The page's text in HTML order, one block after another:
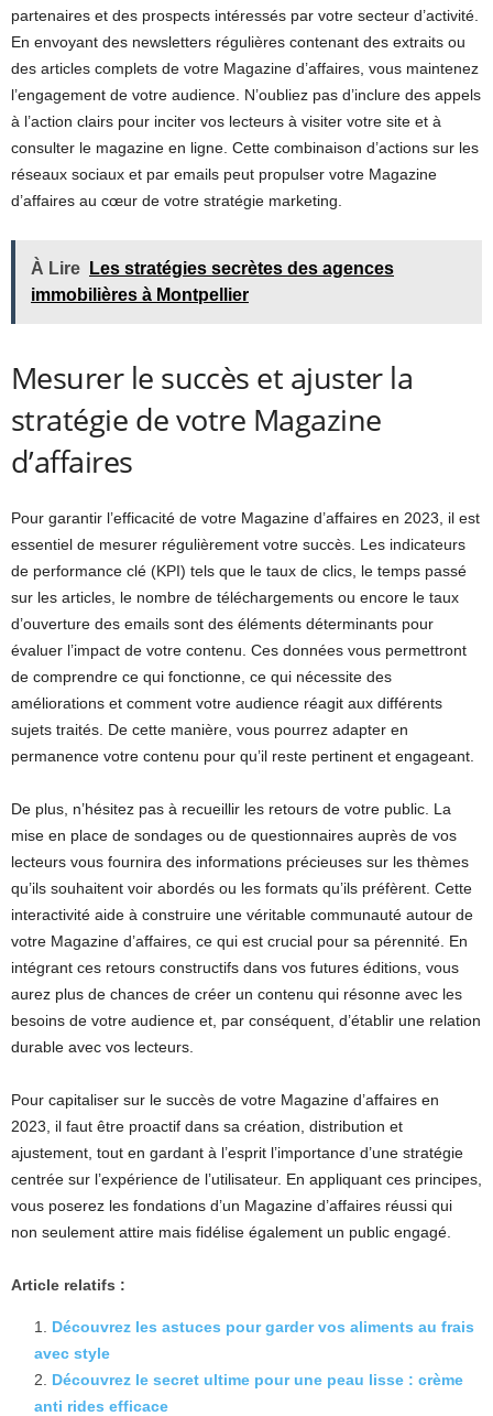
partenaires et des prospects intéressés par votre secteur d’activité.
En envoyant des newsletters régulières contenant des extraits ou
des articles complets de votre Magazine d’affaires, vous maintenez
l’engagement de votre audience. N’oubliez pas d’inclure des appels
à l’action clairs pour inciter vos lecteurs à visiter votre site et à
consulter le magazine en ligne. Cette combinaison d’actions sur les
réseaux sociaux et par emails peut propulser votre Magazine
d’affaires au cœur de votre stratégie marketing.
À Lire
Les stratégies secrètes des agences
immobilières à Montpellier
Mesurer le succès et ajuster la
stratégie de votre Magazine
d’affaires
Pour garantir l’efficacité de votre Magazine d’affaires en 2023, il est
essentiel de mesurer régulièrement votre succès. Les indicateurs
de performance clé (KPI) tels que le taux de clics, le temps passé
sur les articles, le nombre de téléchargements ou encore le taux
d’ouverture des emails sont des éléments déterminants pour
évaluer l’impact de votre contenu. Ces données vous permettront
de comprendre ce qui fonctionne, ce qui nécessite des
améliorations et comment votre audience réagit aux différents
sujets traités. De cette manière, vous pourrez adapter en
permanence votre contenu pour qu’il reste pertinent et engageant.
De plus, n’hésitez pas à recueillir les retours de votre public. La
mise en place de sondages ou de questionnaires auprès de vos
lecteurs vous fournira des informations précieuses sur les thèmes
qu’ils souhaitent voir abordés ou les formats qu’ils préfèrent. Cette
interactivité aide à construire une véritable communauté autour de
votre Magazine d’affaires, ce qui est crucial pour sa pérennité. En
intégrant ces retours constructifs dans vos futures éditions, vous
aurez plus de chances de créer un contenu qui résonne avec les
besoins de votre audience et, par conséquent, d’établir une relation
durable avec vos lecteurs.
Pour capitaliser sur le succès de votre Magazine d’affaires en
2023, il faut être proactif dans sa création, distribution et
ajustement, tout en gardant à l’esprit l’importance d’une stratégie
centrée sur l’expérience de l’utilisateur. En appliquant ces principes,
vous poserez les fondations d’un Magazine d’affaires réussi qui
non seulement attire mais fidélise également un public engagé.
Article relatifs :
Découvrez les astuces pour garder vos aliments au frais
avec style
Découvrez le secret ultime pour une peau lisse : crème
anti rides efficace